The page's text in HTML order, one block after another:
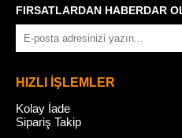
FIRSATLARDAN HABERDAR
HIZLI İŞLEMLER
Kolay İade
Sipariş Takip